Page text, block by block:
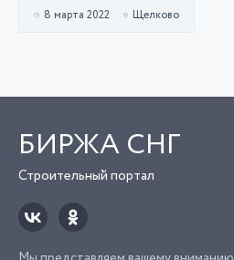
8 марта 2022 Щелково
БИРЖА СНГ
Строительный портал